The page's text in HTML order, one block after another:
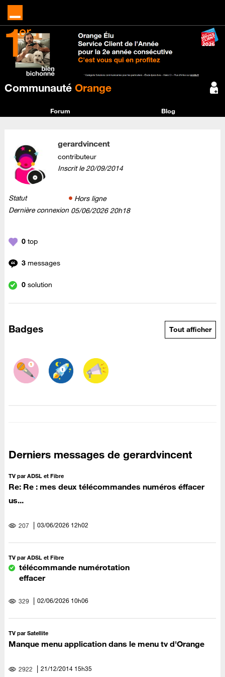
Communauté Orange
Forum Blog
gerardvincent
contributeur
Inscrit le‎20/09/2014
Statut
Hors ligne
Dernière connexion ‎05/06/2026 20h18
0 top
3 messages
0 solution
Badges Tout afficher
Derniers messages de gerardvincent
TV par ADSL et Fibre
Re: Re : mes deux télécommandes numéros éffacer
us...
207 ‎03/06/2026 12h02
TV par ADSL et Fibre
télécommande numérotation
effacer
329 ‎02/06/2026 10h06
TV par Satellite
Manque menu application dans le menu tv d'Orange
2922 ‎21/12/2014 15h35